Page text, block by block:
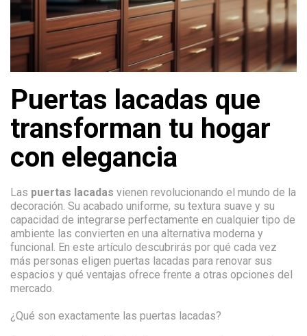
Puertas lacadas que
transforman tu hogar
con elegancia
Las puertas lacadas vienen revolucionando el mundo de la
decoración. Su acabado uniforme, su textura suave y su
capacidad de integrarse perfectamente en cualquier tipo de
ambiente las convierten en una alternativa moderna y
funcional. En este artículo descubrirás por qué cada vez
más personas eligen puertas lacadas para renovar sus
espacios y qué ventajas ofrece frente a otras opciones del
mercado.
¿Qué son exactamente las puertas lacadas?